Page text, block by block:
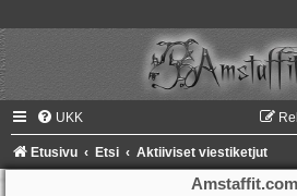
UKK
Etusivu Etsi Aktiiviset viestiketjut
Amstaffit.com